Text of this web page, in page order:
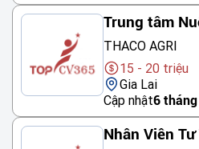
Trung tâm
THACO AGRI
15 - 20 triệu
Gia Lai
Cập nhật6
Nhân Viên